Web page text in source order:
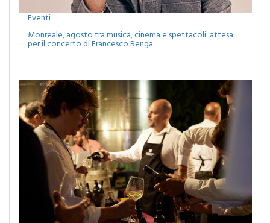
Monreale, agosto tra musica, cinema e spettacoli: attesa
per il concerto di Francesco Renga